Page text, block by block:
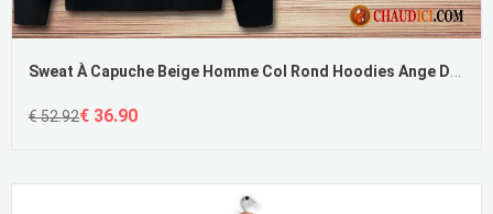
Sweat À Capuche Beige Homme Col Rond Hoodies Ange Décontractée Manteau Pas Cher
€ 52.92€ 36.90